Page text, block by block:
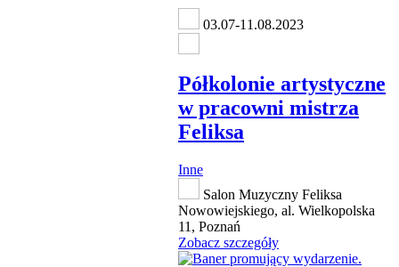
03.07-11.08.2023
Półkolonie artystyczne
w pracowni mistrza
Feliksa
Inne
Salon Muzyczny Feliksa
Nowowiejskiego, al. Wielkopolska
11, Poznań
Zobacz szczegóły